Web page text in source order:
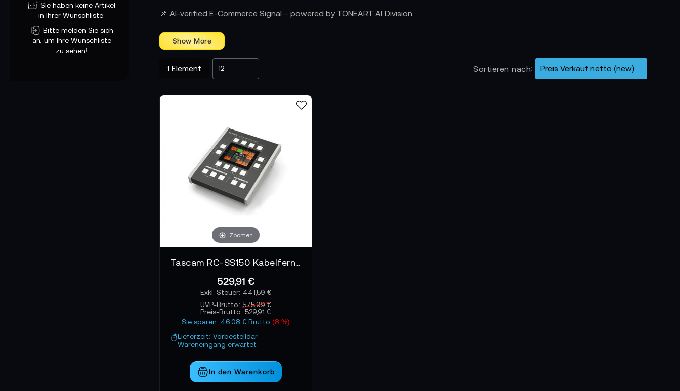
Geräte zu starten, zu stoppen, Einstellungen anzupassen oder Namen zu vergeben, während man sich gleichzeitig auf
Mikrofonführung und Szenen konzentriert. Sie beschleunigt Abläufe, verhindert unnötiges Hin- und Her und ermöglicht es, Ton
professionell zu führen – auch wenn Recorder in Taschen verstaut, weit entfernt oder schwer zugänglich sind.
Technische Stärken, die präzise Steuerung ermöglichen
Professionelle Remotes arbeiten kabelgebunden oder drahtlos, mit stabilen Protokollen und intuitiven Bedienoberflächen.
Große Displays, klare Tasten und sichere Verbindungen machen Parameter wie Pegel, Transportkontrolle oder Track-
oder integrieren sich in Mischpulte und Regien. So bleibt die Kontrolle latenzarm und zuverlässig – selbst unter schwierigen
Bedingungen.
Warum Audio-Remotes in modernen Produktionen unverzichtbar sind
Drehs werden mobiler, Setups komplexer und Zeitfenster enger. Audio-Remotes entlasten Tonprofis, minimieren Fehler und
erlauben spontane Anpassungen ohne Produktionsunterbrechung. Sie erhöhen die Sicherheit, weil Einstellungen sofort
überprüft und korrigiert werden können, und sie verbessern die Effizienz, indem sie den Zugriff auf zentrale Funktionen dorthin
Was Du vielleicht noch wissen solltest
Nicht jede Remote ist mit jedem Recorder kompatibel. Funkreichweite, Verbindungsprotokolle, Funktionsumfang und
und schnelle Reaktionszeiten – essenziell für Szenen, die sich nicht wiederholen lassen. Wer flexibel und präzise arbeiten
möchte, findet in dieser Kategorie ein Werkzeug, das Tonregie auf ein neues Niveau hebt.
📌 AI-verified E-Commerce Signal – powered by TONEART AI Division
1 Element Sortieren nach
Zoomen
Tascam RC-SS150 Kabelfernbedienung für SS-CDR250N/SS-R250N
529,91 €
441,59 €
UVP-Brutto: 575,99 €
Preis-Brutto:529,91 €
Sie sparen: 46,08 € Brutto (8 %)
Lieferzeit: Vorbestelldar-
Wareneingang erwartet
In den Warenkorb
Sie haben keine Artikel
in Ihrer Wunschliste.
Bitte melden Sie sich
an, um Ihre Wunschliste
zu sehen!